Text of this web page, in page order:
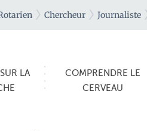
Chercheur Journaliste
LA
COMPRENDRE LE
CERVEAU